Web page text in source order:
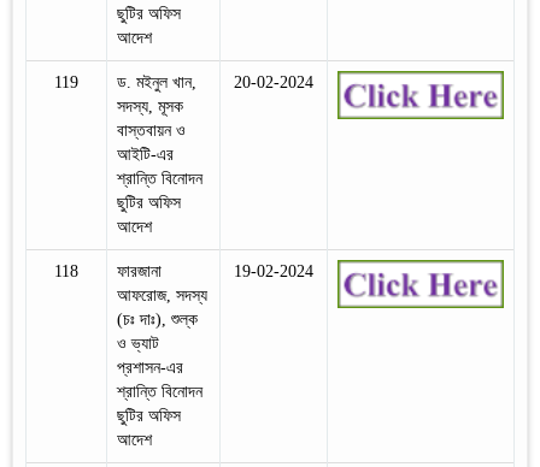
ছুটির অফিস
আদেশ
119
ড. মইনুল খান,
সদস্য, মূসক
বাস্তবায়ন ও
আইটি-এর
শ্রান্তি বিনোদন
ছুটির অফিস
আদেশ
20-02-2024
118
ফারজানা
আফরোজ, সদস্য
(চঃ দাঃ), শুল্ক
ও ভ্যাট
প্রশাসন-এর
শ্রান্তি বিনোদন
ছুটির অফিস
আদেশ
19-02-2024